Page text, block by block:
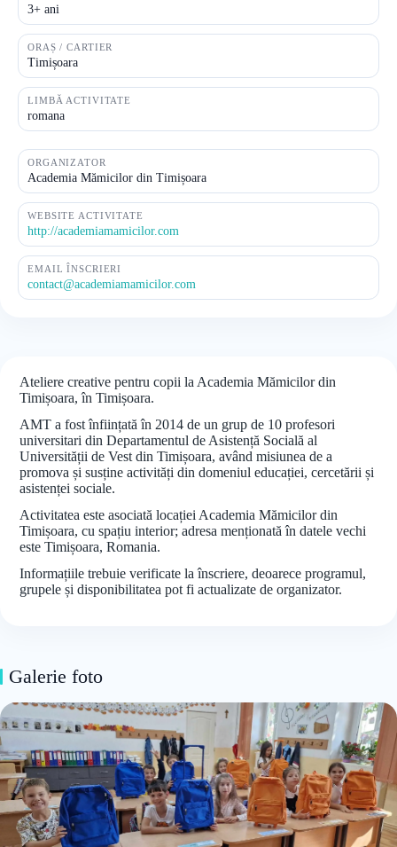
3+ ani
ORAȘ / CARTIER
Timișoara
LIMBĂ ACTIVITATE
romana
ORGANIZATOR
Academia Mămicilor din Timișoara
WEBSITE ACTIVITATE
http://academiamamicilor.com
EMAIL ÎNSCRIERI
contact@academiamamicilor.com
Ateliere creative pentru copii la Academia Mămicilor din
Timișoara, în Timișoara.
AMT a fost înființată în 2014 de un grup de 10 profesori
universitari din Departamentul de Asistență Socială al
Universității de Vest din Timișoara, având misiunea de a
promova și susține activități din domeniul educației, cercetării și
asistenței sociale.
Activitatea este asociată locației Academia Mămicilor din
Timișoara, cu spațiu interior; adresa menționată în datele vechi
este Timișoara, Romania.
Informațiile trebuie verificate la înscriere, deoarece programul,
grupele și disponibilitatea pot fi actualizate de organizator.
Galerie foto